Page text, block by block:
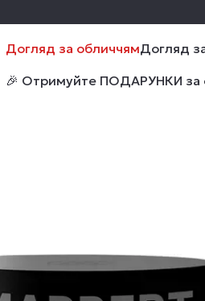
Догляд за обличчямДогляд
🎉 Отримуйте ПОДАРУНКИ за